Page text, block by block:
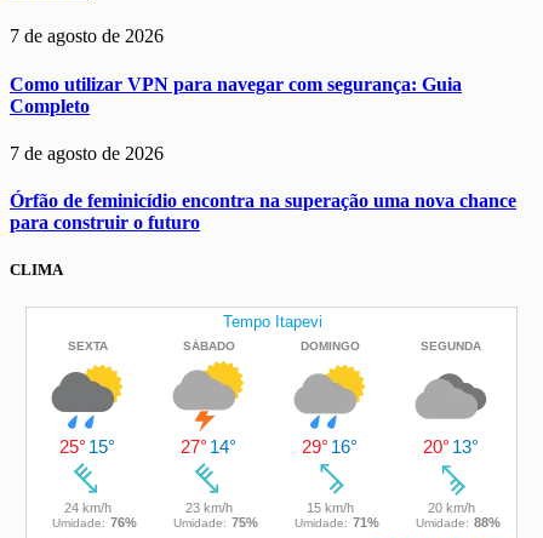
7 de agosto de 2026
Como utilizar VPN para navegar com segurança: Guia
Completo
7 de agosto de 2026
Órfão de feminicídio encontra na superação uma nova chance
para construir o futuro
CLIMA